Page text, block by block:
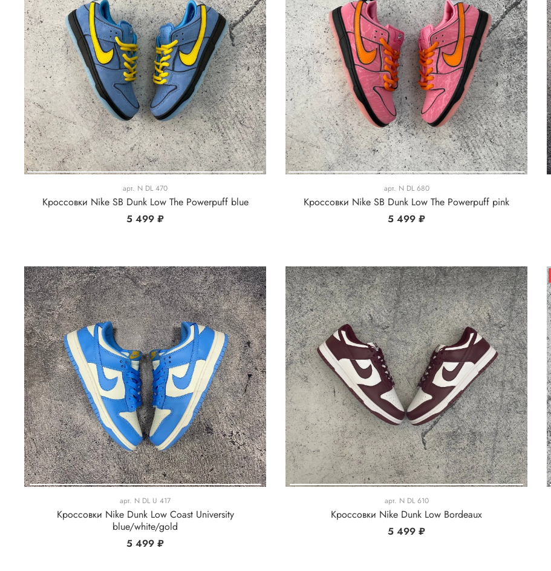
арт. N DL 470
Кроссовки Nike SB Dunk Low The Powerpuff blue
5 499 ₽
арт. N DL 680
Кроссовки Nike SB Dunk Low The Powerpuff pink
5 499 ₽
арт. N DL U 417
Кроссовки Nike Dunk Low Coast University
blue/white/gold
5 499 ₽
арт. N DL 610
Кроссовки Nike Dunk Low Bordeaux
5 499 ₽